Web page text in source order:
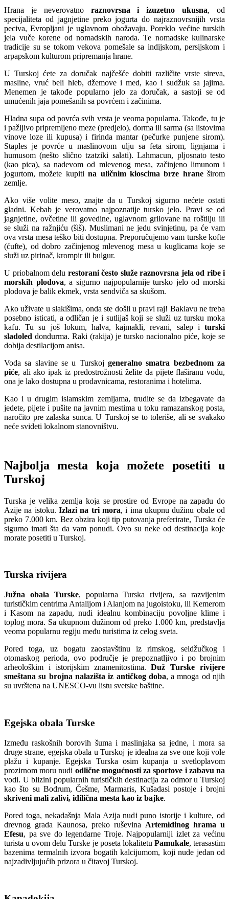
Hrana je neverovatno raznovrsna i izuzetno ukusna, od
specijaliteta od jagnjetine preko jogurta do najraznovrsnijih vrsta
peciva, Evropljani je uglavnom obožavaju. Poreklo većine turskih
jela vuče korene od nomadskih naroda. Te nomadske kulinarske
tradicije su se tokom vekova pomešale sa indijskom, persijskom i
arpapskom kulturom pripremanja hrane.
U Turskoj ćete za doručak najčešće dobiti različite vrste sireva,
masline, vruć beli hleb, džemove i med, kao i sudžuk sa jajima.
Menemen je takođe popularno jelo za doručak, a sastoji se od
umućenih jaja pomešanih sa povrćem i začinima.
Hladna supa od povrća svih vrsta je veoma popularna. Takođe, tu je
i pažljivo pripremljeno meze (predjelo), dorma ili sarma (sa listovima
vinove loze ili kupusa) i firinda mantar (pečurke punjene sirom).
Staples je povrće u maslinovom ulju sa feta sirom, lignjama i
humusom (nešto slično tzatziki salati). Lahmacun, pljosnato testo
(kao pica), sa nadevom od mlevenog mesa, začinjeno limunom i
jogurtom, možete kupitina uličnim kioscima brze hraneširom
zemlje.
Ako više volite meso, znajte da u Turskoj sigurno nećete ostati
gladni. Kebab je verovatno najpoznatije tursko jelo. Pravi se od
jagnjetine, ovčetine ili govedine, uglavnom grilovane na roštilju ili
se služi na ražnjiću (šiš). Muslimani ne jedu svinjetinu, pa će vam
ova vrsta mesa teško biti dostupna. Preporučujemo vam turske kofte
(ćufte), od dobro začinjenog mlevenog mesa u kuglicama koje se
služi uz pirinač, krompir ili bulgur.
U priobalnom delu restorani često služe raznovrsna jela od ribe i
morskih plodova, a sigurno najpopularnije tursko jelo od morski
plodova je balik ekmek, vrsta sendviča sa skušom.
Ako uživate u slakišima, onda ste došli u pravi raj! Baklavu ne treba
posebno isticati, a odličan je i sutlijaš koji se služi uz tursku moka
kafu. Tu su još lokum, halva, kajmakli, revani, salep i turski
sladoled dondurma. Raki (rakija) je tursko nacionalno piće, koje se
dobija destilacijom anisa.
Voda sa slavine se u Turskoj generalno smatra bezbednom za
piće, ali ako ipak iz predostrožnosti želite da pijete flaširanu vodu,
ona je lako dostupna u prodavnicama, restoranima i hotelima.
Kao i u drugim islamskim zemljama, trudite se da izbegavate da
jedete, pijete i pušite na javnim mestima u toku ramazanskog posta,
naročito pre zalaska sunca. U Turskoj se to toleriše, ali se svakako
neće svideti lokalnom stanovništvu.
Najbolja mesta koja možete posetiti u
Turskoj
Turska je velika zemlja koja se prostire od Evrope na zapadu do
Azije na istoku. Izlazi na tri mora, i ima ukupnu dužinu obale od
preko 7.000 km. Bez obzira koji tip putovanja preferirate, Turska će
sigurno imati šta da vam ponudi. Ovo su neke od destinacija koje
morate posetiti u Turskoj.
Turska rivijera
Južna obala Turske, popularna Turska rivijera, sa razvijenim
turističkim centrima Antalijom i Alanjom na jugoistoku, ili Kemerom
i Kasom na zapadu, nudi idealnu kombinaciju povoljne klime i
toplog mora. Sa ukupnom dužinom od preko 1.000 km, predstavlja
veoma popularnu regiju među turistima iz celog sveta.
Pored toga, uz bogatu zaostavštinu iz rimskog, seldžučkog i
otomaskog perioda, ovo područje je prepoznatljivo i po brojnim
arheološkim i istorijskim znamenitostima.Duž Turske rivijere
smeštana su brojna nalazišta iz antičkog doba, a mnoga od njih
su uvrštena na UNESCO-vu listu svetske baštine.
Egejska obala Turske
Između raskošnih borovih šuma i maslinjaka sa jedne, i mora sa
druge strane, egejska obala u Turskoj je idealna za sve one koji vole
plažu i kupanje. Egejska Turska osim kupanja u svetloplavom
prozirnom moru nudi odlične mogućnosti za sportove i zabavu na
vodi. U blizini popularnih turističkih destinacija za odmor u Turskoj
kao što su Bodrum, Češme, Marmaris, Kušadasi postoje i brojni
skriveni mali zalivi, idilična mesta kao iz bajke.
Pored toga, nekadašnja Mala Azija nudi puno istorije i kulture, od
drevnog grada Kaunosa, preko ruševina Artemidinog hrama u
Efesu, pa sve do legendarne Troje. Najpopularniji izlet za većinu
turista u ovom delu Turske je poseta lokalitetu Pamukale, terasastim
bazenima termalnih izvora bogatih kalcijumom, koji nude jedan od
najzadivljujućih prizora u čitavoj Turskoj.